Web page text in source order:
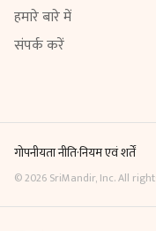
हमारे बारे में
संपर्क करें
गोपनीयता नीति·नियम एवं शर्तें
©2026 SriMandir, Inc. All